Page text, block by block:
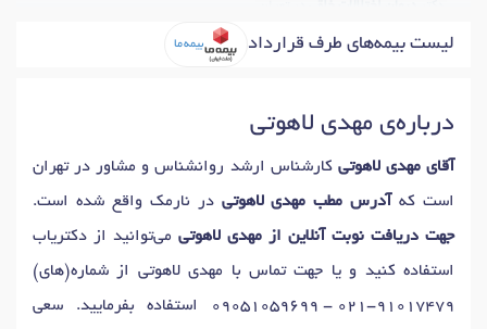
دکتردرمان اختلالات یادگیریدر تهران
دکتر اختلال وسواس در تهران دکتر فوبیادر تهران
آزمون های هوش در تهران دکترآزمون شخصیت در تهران
دکتر تست پیش از ازدواج در تهران
آموزش مهارتهای زندگی در تهران
در تهران
لیست بیمه‌های طرف قرارداد بیمه ما
درباره‌ی مهدی لاهوتی
آقای مهدی لاهوتی کارشناس ارشد روانشناس و مشاور در تهران
است که آدرس مطب مهدی لاهوتی در نارمک واقع شده است.
جهت دریافت نوبت آنلاین از مهدی لاهوتی می‌توانید از دکتریاب
استفاده کنید و یا جهت تماس با مهدی لاهوتی از شماره(های)
09051059699 - 021-91017479
استفاده بفرمایید. سعی